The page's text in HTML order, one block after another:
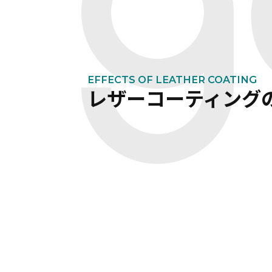
EFFECTS OF LEATHER COATING
レザーコーティング